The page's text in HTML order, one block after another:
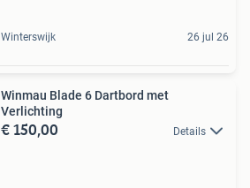
Winterswijk 26 jul 26
Winmau Blade 6 Dartbord met
Verlichting
€ 150,00 Details